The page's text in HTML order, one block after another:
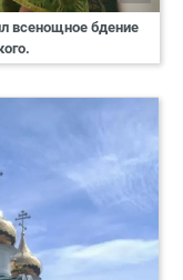
всенощное бдение